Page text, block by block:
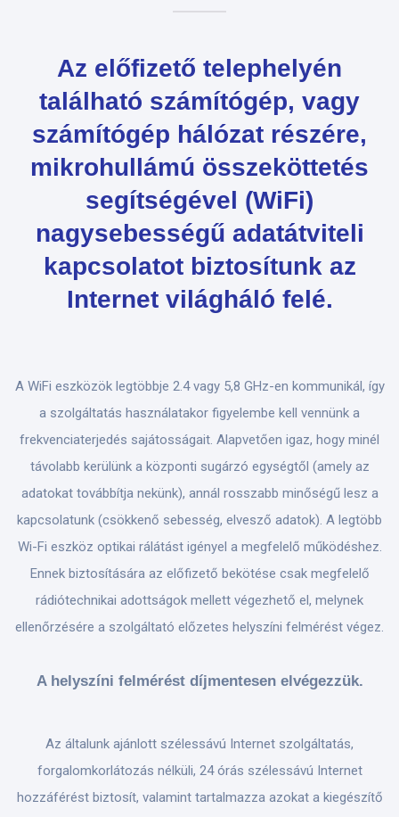
Az előfizető telephelyén
található számítógép, vagy
számítógép hálózat részére,
mikrohullámú összeköttetés
segítségével (WiFi)
nagysebességű adatátviteli
kapcsolatot biztosítunk az
Internet világháló felé.
A WiFi eszközök legtöbbje 2.4 vagy 5,8 GHz-en kommunikál, így
a szolgáltatás használatakor figyelembe kell vennünk a
frekvenciaterjedés sajátosságait. Alapvetően igaz, hogy minél
távolabb kerülünk a központi sugárzó egységtől (amely az
adatokat továbbítja nekünk), annál rosszabb minőségű lesz a
kapcsolatunk (csökkenő sebesség, elvesző adatok). A legtöbb
Wi-Fi eszköz optikai rálátást igényel a megfelelő működéshez.
Ennek biztosítására az előfizető bekötése csak megfelelő
rádiótechnikai adottságok mellett végezhető el, melynek
ellenőrzésére a szolgáltató előzetes helyszíni felmérést végez.
A helyszíni felmérést díjmentesen elvégezzük.
Az általunk ajánlott szélessávú Internet szolgáltatás,
forgalomkorlátozás nélküli, 24 órás szélessávú Internet
hozzáférést biztosít, valamint tartalmazza azokat a kiegészítő